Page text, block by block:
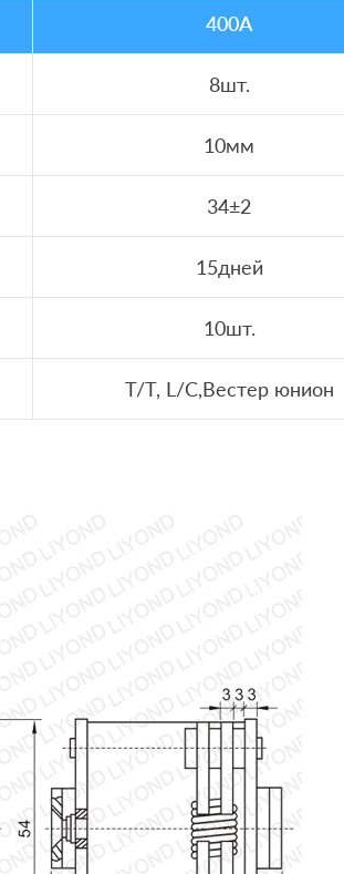
400A
8шт.
10мм
34±2
15дней
10шт.
T/T, L/C,Вестер юнион